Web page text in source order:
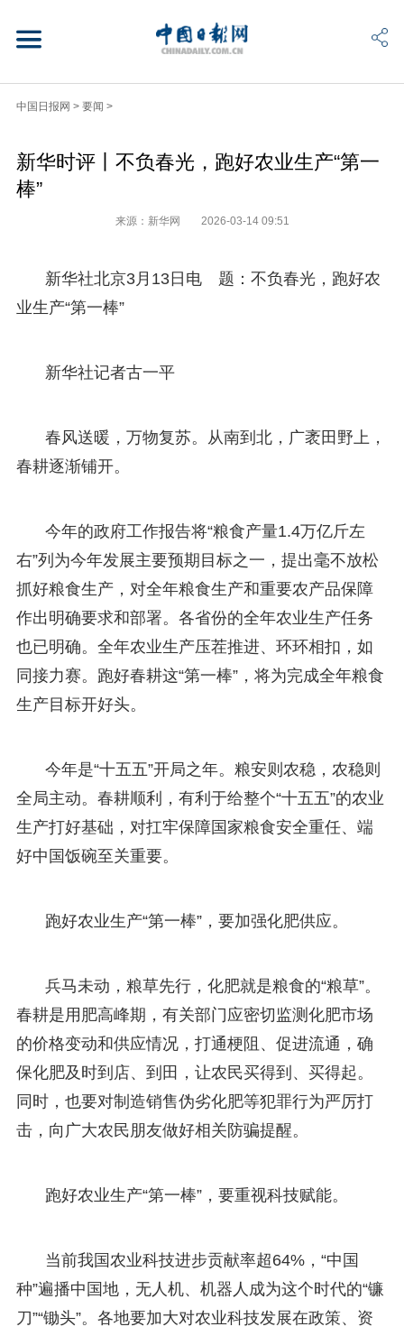
中国日报网 > 要闻 >
新华时评丨不负春光，跑好农业生产“第一
棒”
来源：新华网 2026-03-14 09:51
新华社北京3月13日电 题：不负春光，跑好农
业生产“第一棒”
新华社记者古一平
春风送暖，万物复苏。从南到北，广袤田野上，
春耕逐渐铺开。
今年的政府工作报告将“粮食产量1.4万亿斤左
右”列为今年发展主要预期目标之一，提出毫不放松
抓好粮食生产，对全年粮食生产和重要农产品保障
作出明确要求和部署。各省份的全年农业生产任务
也已明确。全年农业生产压茬推进、环环相扣，如
同接力赛。跑好春耕这“第一棒”，将为完成全年粮食
生产目标开好头。
今年是“十五五”开局之年。粮安则农稳，农稳则
全局主动。春耕顺利，有利于给整个“十五五”的农业
生产打好基础，对扛牢保障国家粮食安全重任、端
好中国饭碗至关重要。
跑好农业生产“第一棒”，要加强化肥供应。
兵马未动，粮草先行，化肥就是粮食的“粮草”。
春耕是用肥高峰期，有关部门应密切监测化肥市场
的价格变动和供应情况，打通梗阻、促进流通，确
保化肥及时到店、到田，让农民买得到、买得起。
同时，也要对制造销售伪劣化肥等犯罪行为严厉打
击，向广大农民朋友做好相关防骗提醒。
跑好农业生产“第一棒”，要重视科技赋能。
当前我国农业科技进步贡献率超64%，“中国
种”遍播中国地，无人机、机器人成为这个时代的“镰
刀”“锄头”。各地要加大对农业科技发展在政策、资